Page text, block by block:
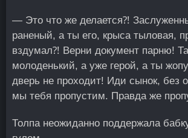
— Это что же делается⁈
раненый, а ты его, крыса тыловая,
вздумал⁈ Верни документ парню!
молоденький, а уже герой, а ты
дверь не проходит! Иди сынок, без
мы тебя пропустим. Правда же
Толпа неожиданно поддержала